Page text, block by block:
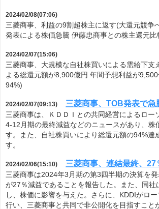
2024/02/08(07:06)
三菱商事、利益の9割超株主に返す(大還元競争
発表による株価急騰 伊藤忠商事との株主還元比
2024/02/07(15:06)
三菱商事、大規模な自社株買いによる需給下支
よる総還元額が8,900億円 年間予想利益が
94%)
2024/02/07(09:13) 三菱商事、TOB発表で急
三菱商事は、ＫＤＤＩとの共同経営によるロー
4-12月期の最終減益などのニュースがあり、株
す。また、自社株買いにより総還元額の94%達
す。
2024/02/06(15:10) 三菱商事、連結最終、27
三菱商事は2024年3月期の第3四半期の決算を
が27％減益であることを報告した。また、同社
し、株価に影響を与えた。さらに、KDDIがロ
行い、三菱商事と共同で非公開化を目指すこと